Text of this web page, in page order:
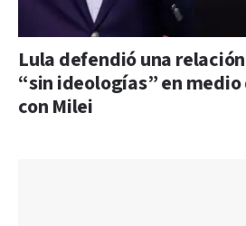
Lula defendió una
“sin ideologías” en
con Milei